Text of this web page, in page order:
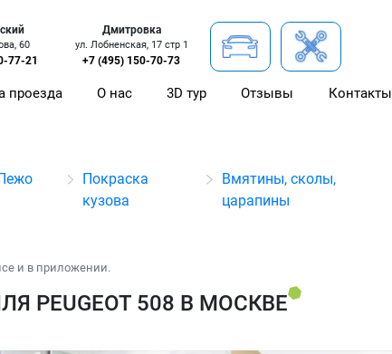
60
77-21
Дмитровка
ул. Лобненская, 17 стр 1
+7 (495) 150-70-73
проезда О нас 3D тур Отзывы Контакты
Покраска
кузова
Вмятины, сколы,
царапины
и в приложении.
508 В МОСКВЕ